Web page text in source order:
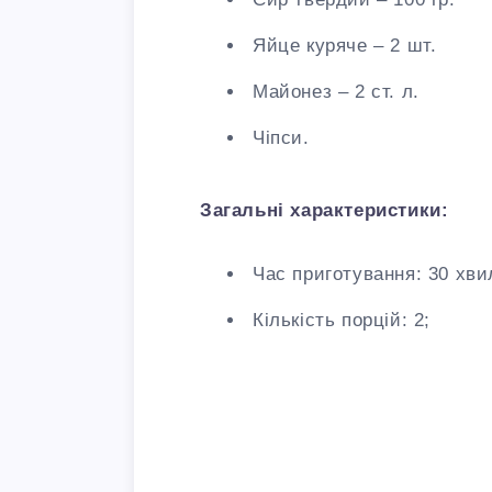
Яйце куряче – 2 шт.
Майонез – 2 ст. л.
Чіпси.
Загальні характеристики:
Час приготування: 30
Кількість порцій: 2;